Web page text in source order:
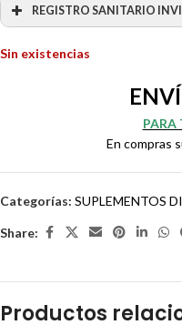
REGISTRO SANITARIO
Sin existencias
PARA
En compras
Categorías: SUPLEMENTOS
Share:
Productos